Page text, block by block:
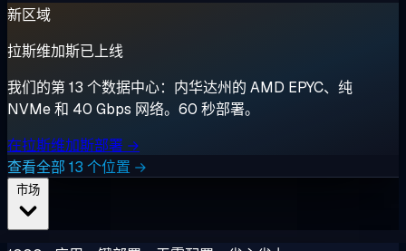
新区域
拉斯维加斯已上线
我们的第 13 个数据中心：内华达州的 AMD EPYC、纯
NVMe 和 40 Gbps 网络。60 秒部署。
在拉斯维加斯部署 →
查看全部 13 个位置 →